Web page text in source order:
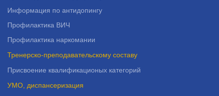
Информация по антидопингу
Профилактика ВИЧ
Профилактика наркомании
Тренерско-преподавательскому составу
Присвоение квалификационых категорий
УМО, диспансеризация